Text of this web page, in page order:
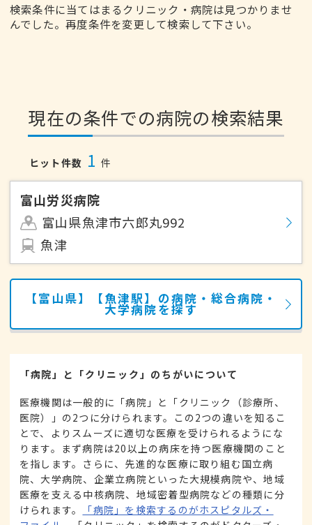
検索条件に当てはまるクリニック・病院は見つかりませ
んでした。再度条件を変更して検索して下さい。
現在の条件での病院の検索結果
ヒット件数 1 件
富山労災病院
富山県魚津市六郎丸992
魚津
【富山県】【魚津駅】の病院・総合病院・
大学病院を探す
「病院」と「クリニック」のちがいについて
医療機関は一般的に「病院」と「クリニック（診療所、
医院）」の2つに分けられます。この2つの違いを知るこ
とで、よりスムーズに適切な医療を受けられるようにな
ります。まず病院は20以上の病床を持つ医療機関のこと
を指します。さらに、先進的な医療に取り組む国立病
院、大学病院、企業立病院といった大規模病院や、地域
医療を支える中核病院、地域密着型病院などの種類に分
けられます。
「病院」を検索するのがホスピタルズ・